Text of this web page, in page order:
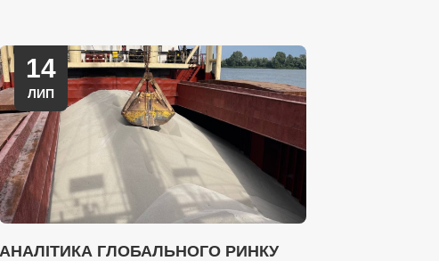
14
ЛИП
АНАЛІТИКА ГЛОБАЛЬНОГО РИНКУ